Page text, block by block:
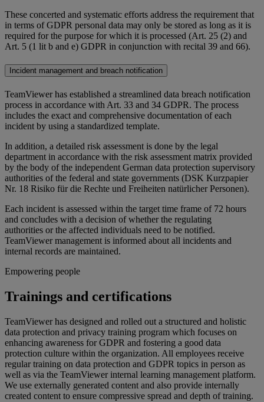
These concerted and systematic efforts address the requirement that
in terms of GDPR personal data may only be stored as long as it is
required for the purpose for which it is processed (Art. 25 (2) and
Art. 5 (1 lit b and e) GDPR in conjunction with recital 39 and 66).
Incident management and breach notification
TeamViewer has established a streamlined data breach notification
process in accordance with Art. 33 and 34 GDPR. The process
includes the exact and comprehensive documentation of each
incident by using a standardized template.
In addition, a detailed risk assessment is done by the legal
department in accordance with the risk assessment matrix provided
by the body of the independent German data protection supervisory
authorities of the federal and state governments (DSK Kurzpapier
Nr. 18 Risiko für die Rechte und Freiheiten natürlicher Personen).
Each incident is assessed within the target time frame of 72 hours
and concludes with a decision of whether the regulating
authorities or the affected individuals need to be notified.
TeamViewer management is informed about all incidents and
internal records are maintained.
Empowering people
Trainings and certifications
TeamViewer has designed and rolled out a structured and holistic
data protection and privacy training program which focuses on
enhancing awareness for GDPR and fostering a good data
protection culture within the organization. All employees receive
regular training on data protection and GDPR topics in person as
well as via the TeamViewer internal learning management platform.
We use externally generated content and also provide internally
created content to ensure compressive spread and depth of training.